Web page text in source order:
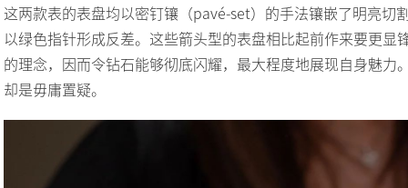
这两款表的表盘均以密钉镶（pavé-set）的手法镶嵌了明亮
以绿色指针形成反差。这些箭头型的表盘相比起前作来要更
的理念，因而令钻石能够彻底闪耀，最大程度地展现自身魅
却是毋庸置疑。